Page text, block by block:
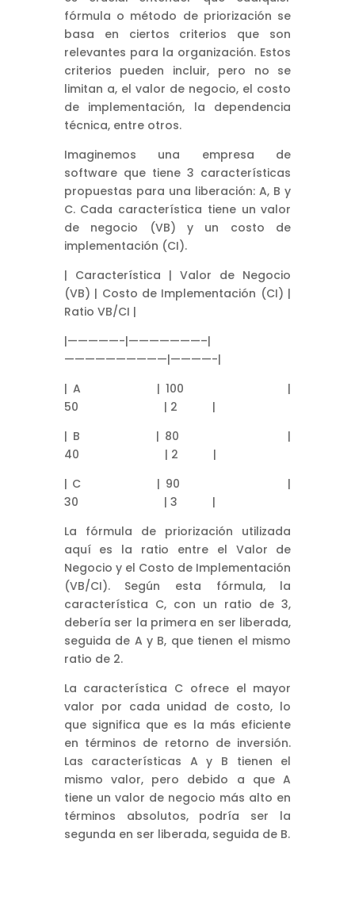
fórmula o método de priorización se
basa en ciertos criterios que son
relevantes para la organización. Estos
criterios pueden incluir, pero no se
limitan a, el valor de negocio, el costo
de implementación, la dependencia
técnica, entre otros.
Imaginemos una empresa de
software que tiene 3 características
propuestas para una liberación: A, B y
C. Cada característica tiene un valor
de negocio (VB) y un costo de
implementación (CI).
| Característica | Valor de Negocio
(VB) | Costo de Implementación (CI) |
Ratio VB/CI |
|—————-|———————–|
——————————|————-|
| A | 100 |
50 | 2 |
| B | 80 |
40 | 2 |
| C | 90 |
30 | 3 |
La fórmula de priorización utilizada
aquí es la ratio entre el Valor de
Negocio y el Costo de Implementación
(VB/CI). Según esta fórmula, la
característica C, con un ratio de 3,
debería ser la primera en ser liberada,
seguida de A y B, que tienen el mismo
ratio de 2.
La característica C ofrece el mayor
valor por cada unidad de costo, lo
que significa que es la más eficiente
en términos de retorno de inversión.
Las características A y B tienen el
mismo valor, pero debido a que A
tiene un valor de negocio más alto en
términos absolutos, podría ser la
segunda en ser liberada, seguida de B.